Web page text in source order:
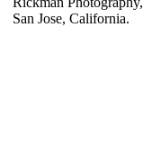
San Jose, California.